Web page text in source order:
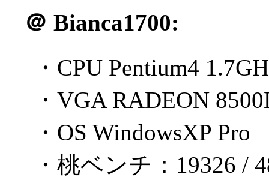
＠ Bianca1700:
・CPU Pentium4
・VGA RADEON
・OS WindowsXP Pro
・桃ベンチ：19326 /